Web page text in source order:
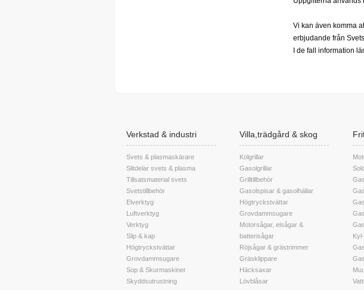
Vi kan även komma
erbjudande från
I de fall information
Verkstad & industri
Svets & plasmaskärare
Slitdelar svets & plasma
Tillsatsmaterial svets
Svetstillbehör
Elverktyg
Luftverktyg
Verktyg
Slip & kap
Högtryckstvättar
Grovdammsugare
Sop & Skurmaskiner
Skyddsutrustning
Villa,trädgård & skog
Kolgrillar
Gasolgrillar
Grilltillbehör
Gasolspisar & gasolhällar
Högtryckstvättar
Grovdammsugare
Motorsågar, elsågar &
batterisågar
Röjsågar & grästrimmer
Gräsklippare
Häcksaxar
Lövblåsar